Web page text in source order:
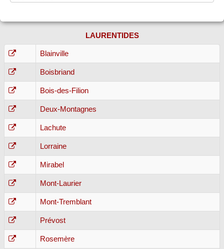
LAURENTIDES
Blainville
Boisbriand
Bois-des-Filion
Deux-Montagnes
Lachute
Lorraine
Mirabel
Mont-Laurier
Mont-Tremblant
Prévost
Rosemère